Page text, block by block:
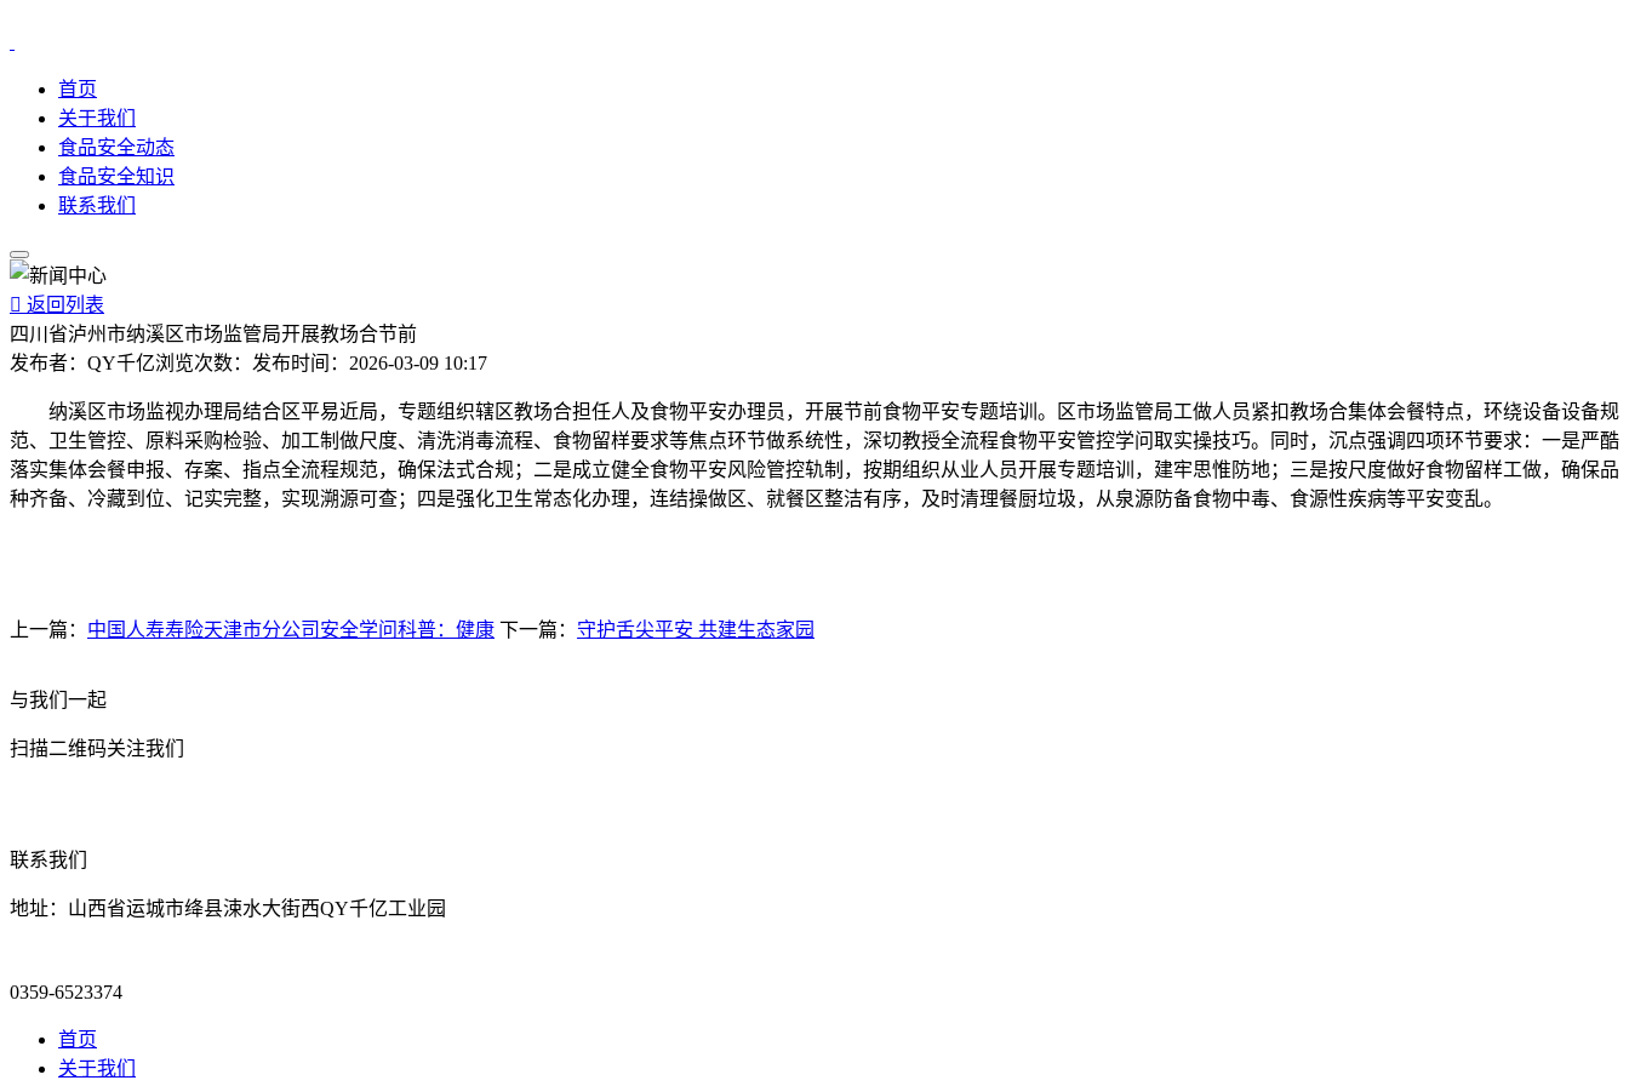
首页
关于我们
食品安全动态
食品安全知识
联系我们
 返回列表
四川省泸州市纳溪区市场监管局开展教场合节前
发布者： QY千亿浏览次数： 发布时间： 2026-03-09 10:17
纳溪区市场监视办理局结合区平易近局，专题组织辖区教场合担任人及食物平安办理员，开展节前食物平安专题培训。区市场监管局工做人员紧扣教场合集体会餐特点，环绕设备设备规
范、卫生管控、原料采购检验、加工制做尺度、清洗消毒流程、食物留样要求等焦点环节做系统性，深切教授全流程食物平安管控学问取实操技巧。同时，沉点强调四项环节要求：一是严酷
落实集体会餐申报、存案、指点全流程规范，确保法式合规；二是成立健全食物平安风险管控轨制，按期组织从业人员开展专题培训，建牢思惟防地；三是按尺度做好食物留样工做，确保品
种齐备、冷藏到位、记实完整，实现溯源可查；四是强化卫生常态化办理，连结操做区、就餐区整洁有序，及时清理餐厨垃圾，从泉源防备食物中毒、食源性疾病等平安变乱。
上一篇： 中国人寿寿险天津市分公司安全学问科普：健康 下一篇： 守护舌尖平安 共建生态家园
与我们一起
扫描二维码关注我们
联系我们
地址：山西省运城市绛县涑水大街西QY千亿工业园
0359-6523374
首页
关于我们